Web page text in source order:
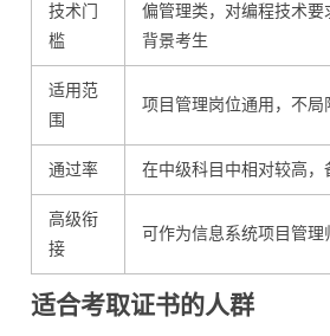
技术门
槛
偏管理类，对编程技术要
背景考生
适用范
围
项目管理岗位通用，不局
通过率 在中级科目中相对较高，
高级衔
接
可作为信息系统项目管理
适合考取证书的人群